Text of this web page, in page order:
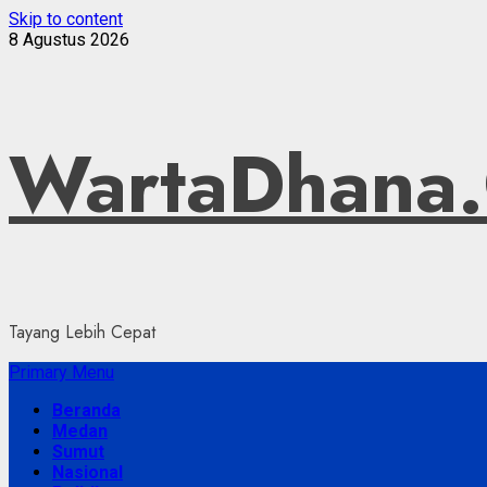
Skip to content
8 Agustus 2026
Tayang Lebih Cepat
Primary Menu
Beranda
Medan
Sumut
Nasional